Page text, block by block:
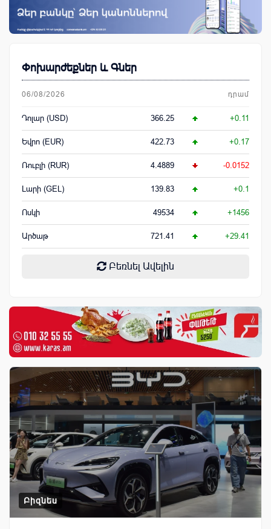
Փոխարժեքներ և Գներ
06/08/2026 դրամ
Դոլար (USD) 366.25 +0.11
Եվրո (EUR) 422.73 +0.17
Ռուբլի (RUR) 4.4889 -0.0152
Լարի (GEL) 139.83 +0.1
Ոսկի 49534 +1456
Արծաթ 721.41 +29.41
Բեռնել Ավելին
Բիզնես